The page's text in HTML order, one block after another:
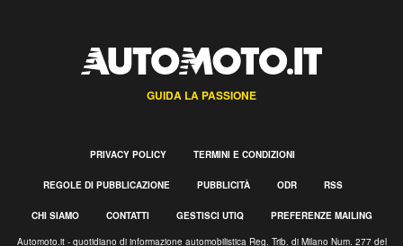
GUIDA LA PASSIONE
PRIVACY POLICY TERMINI E CONDIZIONI
REGOLE DI PUBBLICAZIONE PUBBLICITÀ ODR RSS
CHI SIAMO CONTATTI GESTISCI UTIQ PREFERENZE MAILING
Automoto.it - quotidiano di informazione automobilistica Reg. Trib. di Milano Num. 277 del